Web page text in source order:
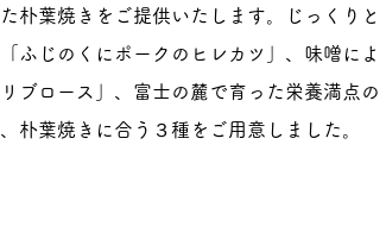
朴葉焼きをご提供いたします。じっくりと
ふじのくにポークのヒレカツ」、味噌によ
ブロース」、富士の麓で育った栄養満点の
朴葉焼きに合う３種をご用意しました。